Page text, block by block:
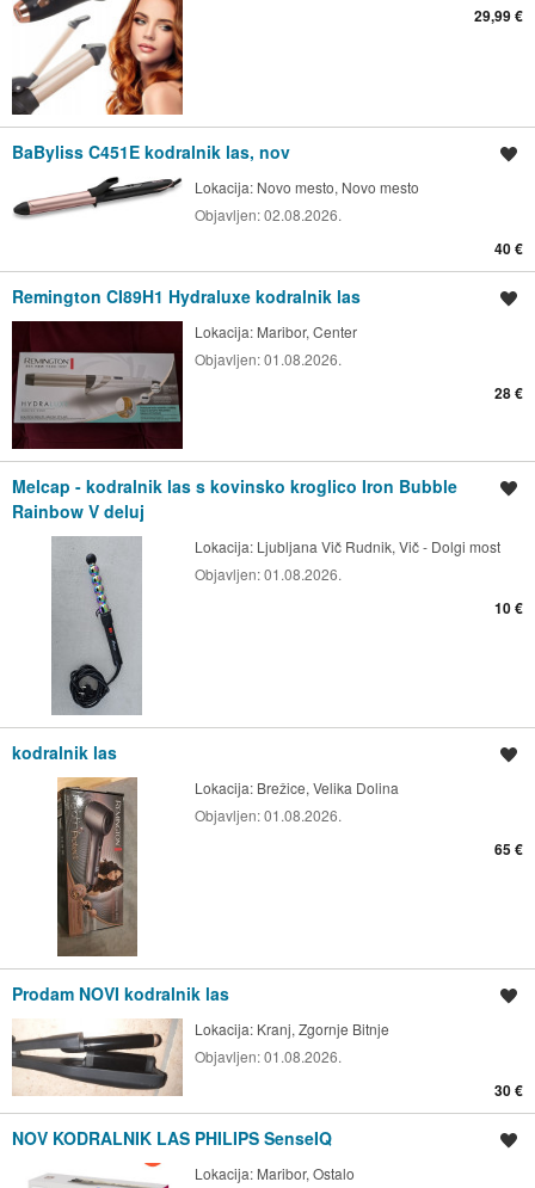
29,99 €
BaByliss C451E kodralnik las, nov
Lokacija: Novo mesto, Novo mesto
Objavljen:02.08.2026.
40 €
Remington CI89H1 Hydraluxe kodralnik las
Lokacija: Maribor, Center
Objavljen:01.08.2026.
28 €
Melcap - kodralnik las s kovinsko kroglico Iron Bubble
Rainbow V deluj
Lokacija: Ljubljana Vič Rudnik, Vič - Dolgi most
Objavljen:01.08.2026.
10 €
kodralnik las
Lokacija: Brežice, Velika Dolina
Objavljen:01.08.2026.
65 €
Prodam NOVI kodralnik las
Lokacija: Kranj, Zgornje Bitnje
Objavljen:01.08.2026.
30 €
NOV KODRALNIK LAS PHILIPS SenseIQ
Lokacija: Maribor, Ostalo